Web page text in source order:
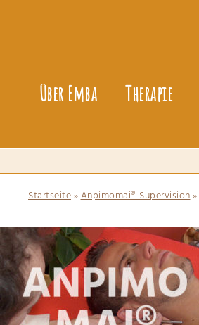
Über Emba Therapie
Startseite»Anpimomai®-Supervision»